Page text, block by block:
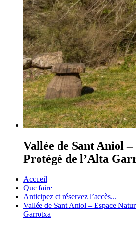
Vallée de Sant Aniol
Protégé de l’Alta
Accueil
Que faire
Anticipez et réservez l’accès...
Vallée de Sant Aniol – Espace
Garrotxa